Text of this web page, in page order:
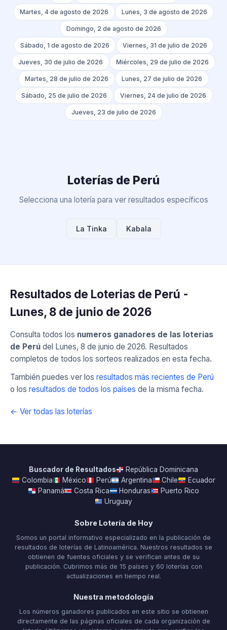
Martes, 4 de agosto de 2026 Lunes, 3 de agosto de 2026
Domingo, 2 de agosto de 2026
Sábado, 1 de agosto de 2026 Viernes, 31 de julio de 2026
Jueves, 30 de julio de 2026 Miércoles, 29 de julio de 2026
Martes, 28 de julio de 2026 Lunes, 27 de julio de 2026
Sábado, 25 de julio de 2026 Viernes, 24 de julio de 2026
Jueves, 23 de julio de 2026
Loterías de Perú
Selecciona una lotería para ver resultados específicos
La Tinka Kabala
Resultados de Loterias de Perú -
Lunes, 8 de junio de 2026
Consulta todos los numeros ganadores de las loterias
de Perú del Lunes, 8 de junio de 2026. Resultados
completos de todos los sorteos realizados en esta fecha.
También puedes ver los resultados más recientes de Perú
o los resultados de todos los países de la misma fecha.
← Ver todas las loterías
Buscador de Resultados
República Dominicana
Colombia
México Perú Argentina Chile
Ecuador
Panamá
Costa Rica Honduras
Puerto Rico
Uruguay
Sobre Lotería de Hoy
Somos un portal informativo especializado en la publicación de
resultados de loterías de Latinoamérica. Nuestros resultados se
obtienen de fuentes oficiales y se verifican antes de su
publicación. Cubrimos más de 15 países y 60 loterías con
actualizaciones en tiempo real.
Nuestra metodología
Los números ganadores publicados en este sitio se obtienen
directamente de las páginas oficiales de cada organización de